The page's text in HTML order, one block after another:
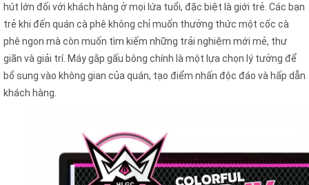
hút lớn đối với khách hàng ở mọi lứa tuổi, đặc biệt là giới trẻ. Các bạn
trẻ khi đến quán cà phê không chỉ muốn thưởng thức một cốc cà
phê ngon mà còn muốn tìm kiếm những trải nghiệm mới mẻ, thư
giãn và giải trí. Máy gắp gấu bông chính là một lựa chọn lý tưởng để
bổ sung vào không gian của quán, tạo điểm nhấn độc đáo và hấp dẫn
khách hàng.